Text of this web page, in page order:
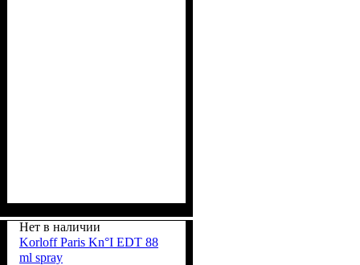
Нет в наличии
Korloff Paris Kn°I EDT 88
ml spray